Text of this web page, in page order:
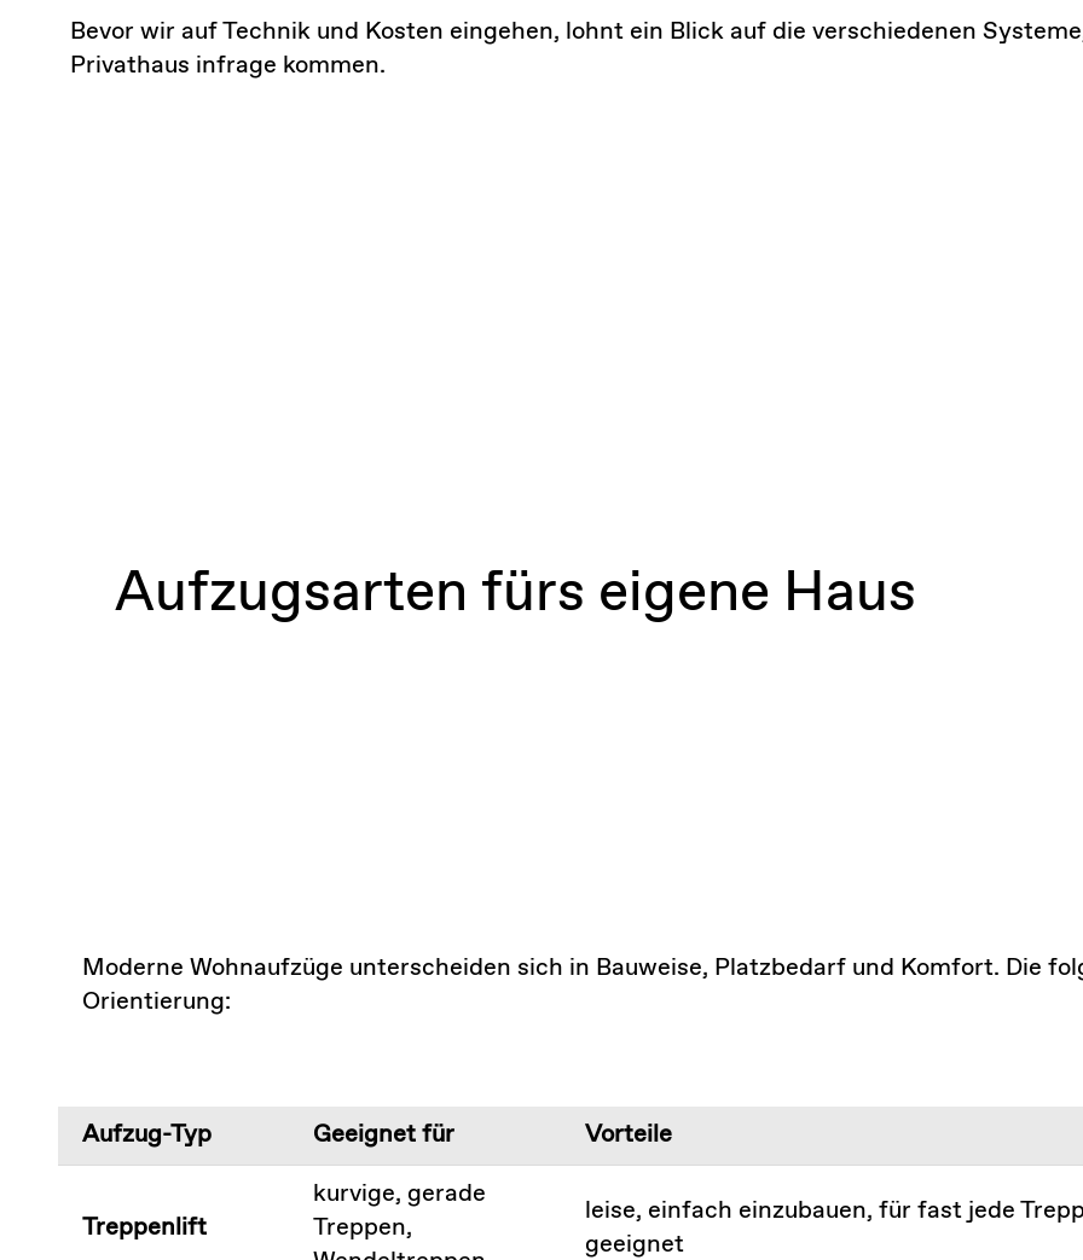
Bevor wir auf Technik und Kosten eingehen, lohnt ein Blick auf die verschiedenen
Privathaus infrage kommen.
Aufzugsarten fürs eigene Haus
Moderne Wohnaufzüge unterscheiden sich in Bauweise, Platzbedarf und Komfort. Die
Orientierung:
Aufzug-Typ Geeignet für Vorteile
Treppenlift
kurvige, gerade
Treppen,
leise, einfach einzubauen, für fast jede
geeignet